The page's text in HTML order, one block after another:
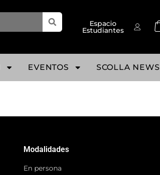
Espacio
Estudiantes
EVENTOS SCOLLA NEWS
Modalidades
En persona